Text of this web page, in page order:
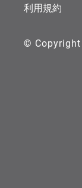
利用規約
© Copyright